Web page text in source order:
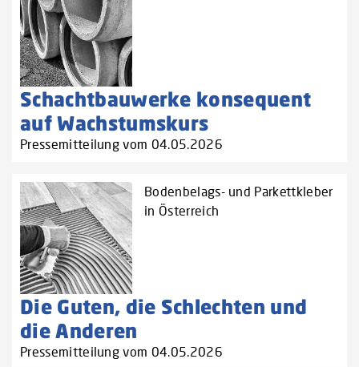
Schachtbauwerke konsequent
auf Wachstumskurs
Pressemitteilung vom 04.05.2026
Bodenbelags- und Parkettkleber
in Österreich
Die Guten, die Schlechten und
die Anderen
Pressemitteilung vom 04.05.2026